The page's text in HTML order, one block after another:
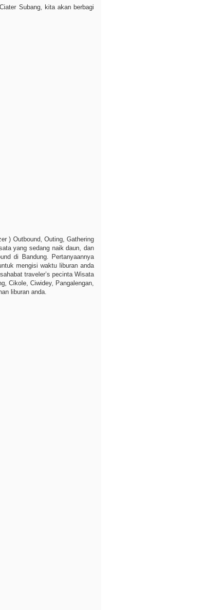
Subang, kita akan berbagi
) Outbound, Outing, Gathering
yang sedang naik daun, dan
di Bandung. Pertanyaannya
mengisi waktu liburan anda
traveler’s pecinta Wisata
Cikole, Ciwidey, Pangalengan,
liburan anda.